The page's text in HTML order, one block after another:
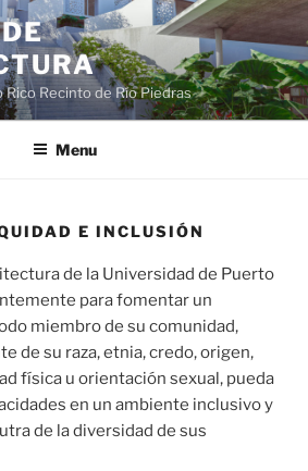
Recinto de Río Piedras
Menu
E INCLUSIÓN
de la Universidad de Puerto
para fomentar un
miembro de su comunidad,
de su raza, etnia, credo, origen,
física u orientación sexual, pueda
en un ambiente inclusivo y
de la diversidad de sus